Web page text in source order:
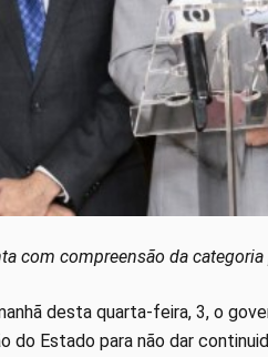
com compreensão da
desta quarta-feira, 3, o
do Estado para não dar